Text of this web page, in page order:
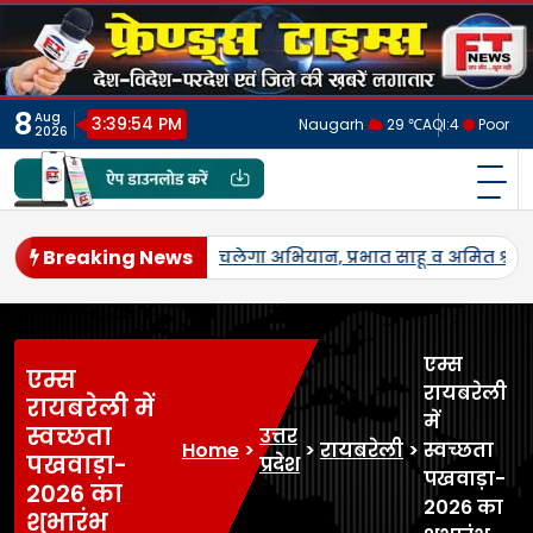
Skip
content
8 Aug
2026
3:39:57 PM Naugarh 29 ℃AQI:4 Poor
फ्रेंड्स टाइम्स
Breaking News
जनपद में पहली बार एमएसपी पर होगी उड़द-मूंग की
एम्स
रायबरेली में
स्वच्छता
पखवाड़ा-
2026 का
शुभारंभ
Home >
उत्तर
प्रदेश
> रायबरेली>
एम्स
रायबरेली
में
स्वच्छता
पखवाड़ा-
2026 का